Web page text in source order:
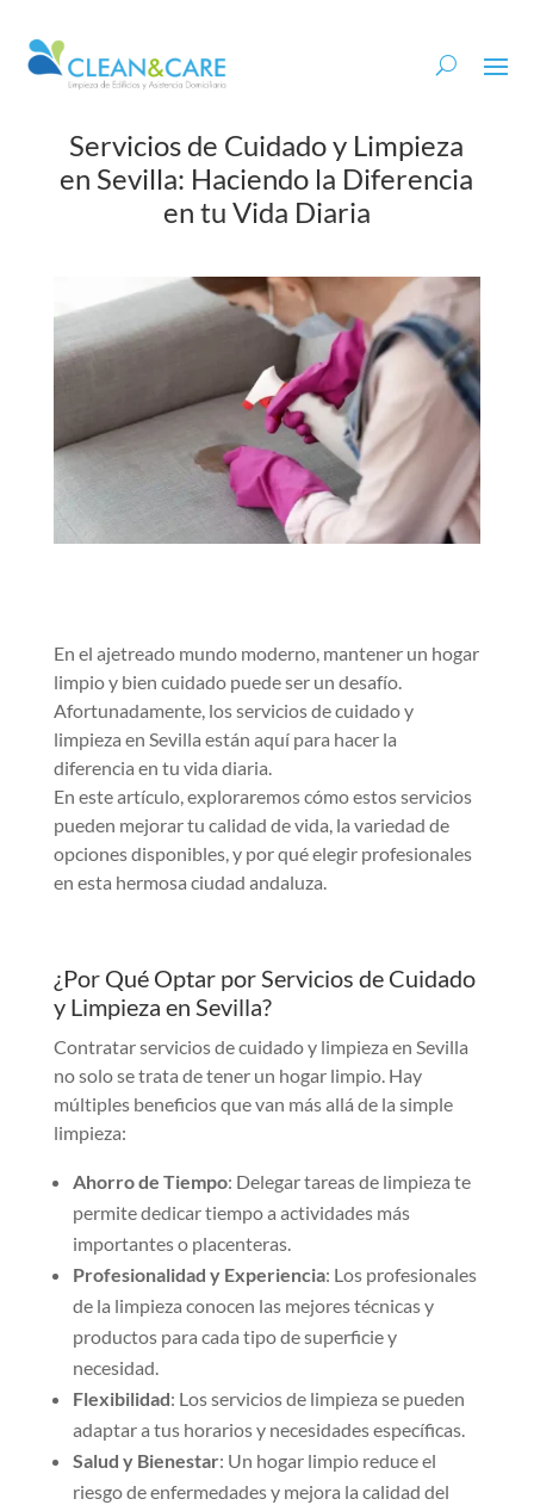
Servicios de Cuidado y Limpieza
en Sevilla: Haciendo la Diferencia
en tu Vida Diaria
En el ajetreado mundo moderno, mantener un hogar
limpio y bien cuidado puede ser un desafío.
Afortunadamente, los servicios de cuidado y
limpieza en Sevilla están aquí para hacer la
diferencia en tu vida diaria.
En este artículo, exploraremos cómo estos servicios
pueden mejorar tu calidad de vida, la variedad de
opciones disponibles, y por qué elegir profesionales
en esta hermosa ciudad andaluza.
¿Por Qué Optar por Servicios de Cuidado
y Limpieza en Sevilla?
Contratar servicios de cuidado y limpieza en Sevilla
no solo se trata de tener un hogar limpio. Hay
múltiples beneficios que van más allá de la simple
limpieza:
Ahorro de Tiempo: Delegar tareas de limpieza te
permite dedicar tiempo a actividades más
importantes o placenteras.
Profesionalidad y Experiencia: Los profesionales
de la limpieza conocen las mejores técnicas y
productos para cada tipo de superficie y
necesidad.
Flexibilidad: Los servicios de limpieza se pueden
adaptar a tus horarios y necesidades específicas.
Salud y Bienestar: Un hogar limpio reduce el
riesgo de enfermedades y mejora la calidad del